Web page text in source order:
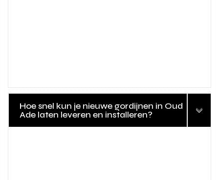
Hoe snel kun je nieuwe gordijnen in Oud
Ade laten leveren en installeren?